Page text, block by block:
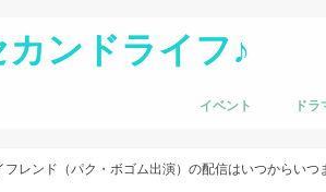
ンドライフ♪
イベント ド
フレンド（パク・ボゴム出演）の配信はいつからいつ